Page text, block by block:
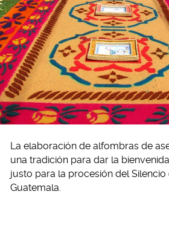
La elaboración de alfombras de
una tradición para dar la
justo para la procesión del Silencio
Guatemala.